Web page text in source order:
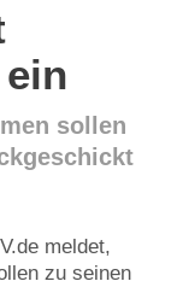
sollen
meldet,
zu seinen